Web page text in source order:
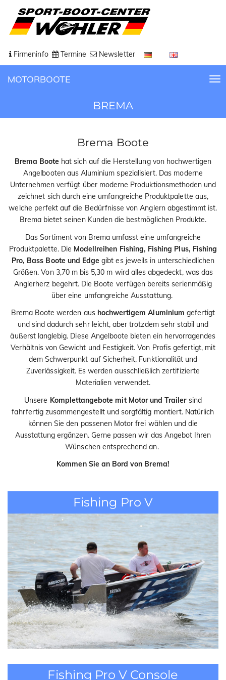
Firmeninfo Termine Newsletter
MOTORBOOTE
T
i
a
n
BREMA
Brema Boote
Brema Boote hat sich auf die Herstellung von hochwertigen
Angelbooten aus Aluminium spezialisiert. Das moderne
Unternehmen verfügt über moderne Produktionsmethoden und
zeichnet sich durch eine umfangreiche Produktpalette aus,
welche perfekt auf die Bedürfnisse von Anglern abgestimmt ist.
Brema bietet seinen Kunden die bestmöglichen Produkte.
Das Sortiment von Brema umfasst eine umfangreiche
Produktpalette. Die Modellreihen Fishing, Fishing Plus, Fishing
Pro, Bass Boote und Edge gibt es jeweils in unterschiedlichen
Größen. Von 3,70 m bis 5,30 m wird alles abgedeckt, was das
Anglerherz begehrt. Die Boote verfügen bereits serienmäßig
über eine umfangreiche Ausstattung.
Brema Boote werden aus hochwertigem Aluminium gefertigt
und sind dadurch sehr leicht, aber trotzdem sehr stabil und
äußerst langlebig. Diese Angelboote bieten ein hervorragendes
Verhältnis von Gewicht und Festigkeit. Von Profis gefertigt, mit
dem Schwerpunkt auf Sicherheit, Funktionalität und
Zuverlässigkeit. Es werden ausschließlich zertifizierte
Materialien verwendet.
Unsere Komplettangebote mit Motor und Trailersind
fahrfertig zusammengestellt und sorgfältig montiert. Natürlich
können Sie den passenen Motor frei wählen und die
Ausstattung ergänzen. Gerne passen wir das Angebot Ihren
Wünschen entsprechend an.
Kommen Sie an Bord von Brema!
Fishing Pro V
Fishing Pro V Console